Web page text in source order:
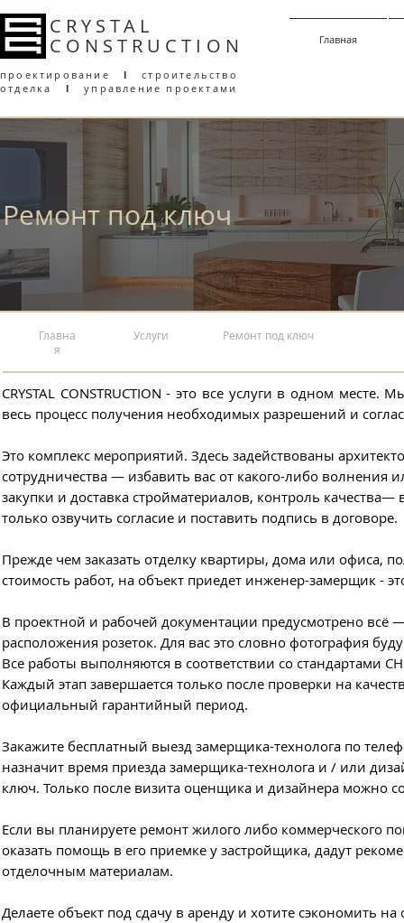
CRYSTAL
CONSTRUCT I ON Главная
проектирование l
строительство
отделка
l управление проектами
Ремонт под ключ
Главна
я
Услуги Ремонт под ключ
​CRYSTAL CONSTRUCTION - это все услуги в одном
весь процесс получения необходимых разрешений и
Это комплекс мероприятий. Здесь задействованы
сотрудничества — избавить вас от какого-либо
закупки и доставка стройматериалов, контроль
только озвучить согласие и поставить подпись в договоре.
Прежде чем заказать отделку квартиры, дома или офиса,
стоимость работ, на объект приедет инженер-замерщик -
В проектной и рабочей документации предусмотрено всё
расположения розеток. Для вас это словно фотография
Все работы выполняются в соответствии со стандартами
Каждый этап завершается только после проверки на
официальный гарантийный период.
Закажите бесплатный выезд замерщика-технолога по
назначит время приезда замерщика-технолога и / или
ключ. Только после визита оценщика и дизайнера можно
Если вы планируете ремонт жилого либо коммерческого
оказать помощь в его приемке у застройщика, дадут
отделочным материалам.
Делаете объект под сдачу в аренду и хотите сэкономить